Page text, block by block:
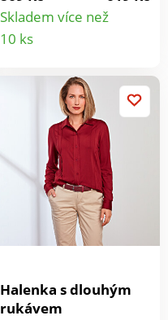
Elastický pas. Snadná
údržba. Rafinovaně
asymetrický vrchní díl a
Skladem více než
10 ks
Halenka s dlouhým
rukávem